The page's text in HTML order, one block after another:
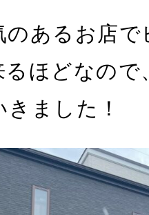
のあるお店
るほどなので
ました！